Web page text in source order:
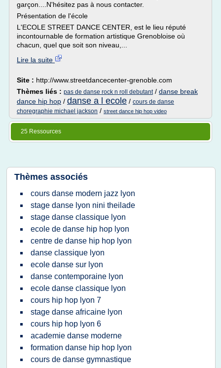
garçon....N'hésitez pas à nous contacter.
Présentation de l'école
L'ECOLE STREET DANCE CENTER, est le lieu réputé
incontournable de formation artistique Grenobloise où
chacun, quel que soit son niveau,...
Lire la suite
Site : http://www.streetdancecenter-grenoble.com
Thèmes liés : pas de danse rock n roll debutant/ danse break
dance hip hop / danse a l ecole / cours de danse
choregraphie michael jackson / street dance hip hop video
25 Ressources
Thèmes associés
cours danse modern jazz lyon
stage danse lyon nini theilade
stage danse classique lyon
ecole de danse hip hop lyon
centre de danse hip hop lyon
danse classique lyon
ecole danse sur lyon
danse contemporaine lyon
ecole danse classique lyon
cours hip hop lyon 7
stage danse africaine lyon
cours hip hop lyon 6
academie danse moderne
formation danse hip hop lyon
cours de danse gymnastique